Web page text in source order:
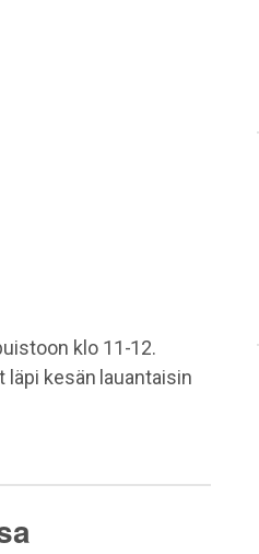
klo 11-12.
läpi kesän lauantaisin